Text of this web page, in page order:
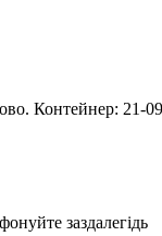
Контейнер: 21-
заздалегідь